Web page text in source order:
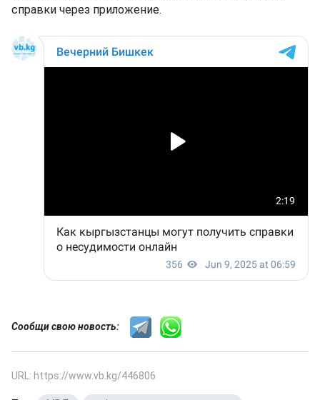
справки через приложение.
Сообщи свою новость:
URL: https://www.vb.kg/446806